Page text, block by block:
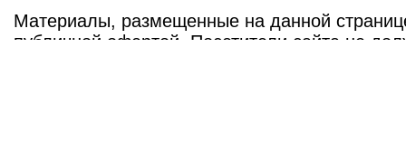
Материалы, размещенные на данной
публичной офертой. Посетители сайта не